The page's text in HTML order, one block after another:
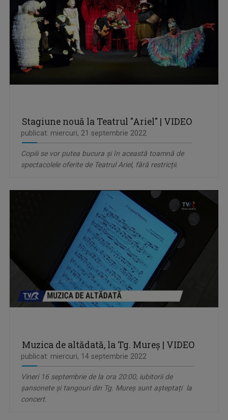
Stagiune nouă la Teatrul "Ariel" | VIDEO
publicat: miercuri, 21 septembrie 2022
Copiii se vor putea bucura și în această toamnă de
spectacolele oferite de Teatrul Ariel, fără restricții.
Muzica de altădată, la Tg. Mureș | VIDEO
publicat: miercuri, 14 septembrie 2022
Vineri 16 septembrie de la ora 20:00, iubitorii de
şansonete și tangouri din Tg. Mureș sunt așteptați la
concert.